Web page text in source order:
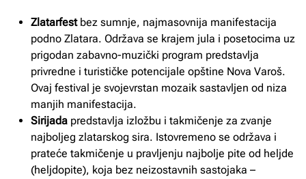
Zlatarfestbez sumnje, najmasovnija manifestacija
podno Zlatara. Održava se krajem jula i posetocima uz
prigodan zabavno-muzički program predstavlja
privredne i turističke potencijale opštine Nova Varoš.
Ovaj festival je svojevrstan mozaik sastavljen od niza
manjih manifestacija.
Sirijada predstavlja izložbu i takmičenje za zvanje
najboljeg zlatarskog sira. Istovremeno se održava i
prateće takmičenje u pravljenju najbolje pite od heljde
(heljdopite), koja bez neizostavnih sastojaka –